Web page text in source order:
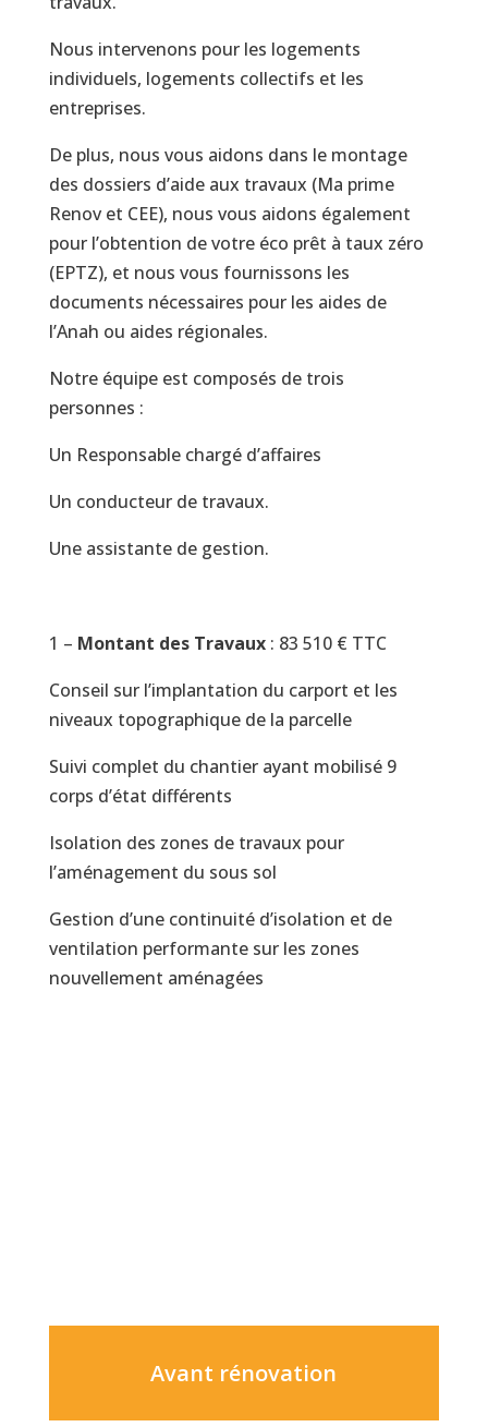
Nous intervenons pour les logements
individuels, logements collectifs et les
entreprises.
De plus, nous vous aidons dans le montage
des dossiers d’aide aux travaux (Ma prime
Renov et CEE), nous vous aidons également
pour l’obtention de votre éco prêt à taux zéro
(EPTZ), et nous vous fournissons les
documents nécessaires pour les aides de
l’Anah ou aides régionales.
Notre équipe est composés de trois
personnes :
Un Responsable chargé d’affaires
Un conducteur de travaux.
Une assistante de gestion.
1 – Montant des Travaux: 83 510 € TTC
Conseil sur l’implantation du carport et les
niveaux topographique de la parcelle
Suivi complet du chantier ayant mobilisé 9
corps d’état différents
Isolation des zones de travaux pour
l’aménagement du sous sol
Gestion d’une continuité d’isolation et de
ventilation performante sur les zones
nouvellement aménagées
Avant rénovation